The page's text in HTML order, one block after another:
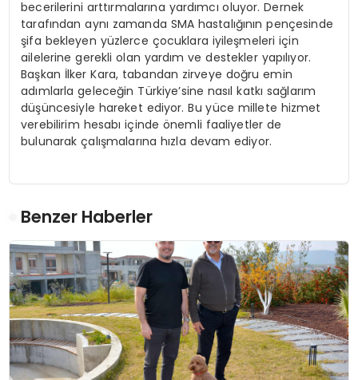
becerilerini arttırmalarına yardımcı oluyor. Dernek
tarafından aynı zamanda SMA hastalığının pençesinde
şifa bekleyen yüzlerce çocuklara iyileşmeleri için
ailelerine gerekli olan yardım ve destekler yapılıyor.
Başkan İlker Kara, tabandan zirveye doğru emin
adımlarla geleceğin Türkiye’sine nasıl katkı sağlarım
düşüncesiyle hareket ediyor. Bu yüce millete hizmet
verebilirim hesabı içinde önemli faaliyetler de
bulunarak çalışmalarına hızla devam ediyor.
Benzer Haberler